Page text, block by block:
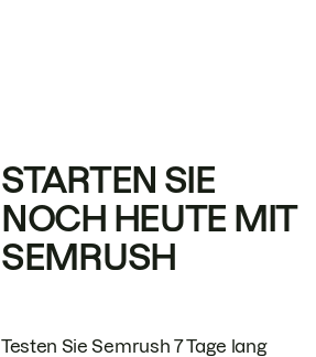
STARTEN SIE
NOCH HEUTE MIT
SEMRUSH
Testen Sie Semrush 7 Tage lang